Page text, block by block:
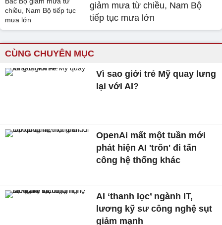
giảm mưa từ chiều, Nam Bộ
tiếp tục mưa lớn
CÙNG CHUYÊN MỤC
Vì sao giới trẻ Mỹ quay lưng
lại với AI?
OpenAi mất một tuần mới
phát hiện AI 'trốn' đi tấn
công hệ thống khác
AI ‘thanh lọc’ ngành IT,
lương kỹ sư công nghệ sụt
giảm mạnh